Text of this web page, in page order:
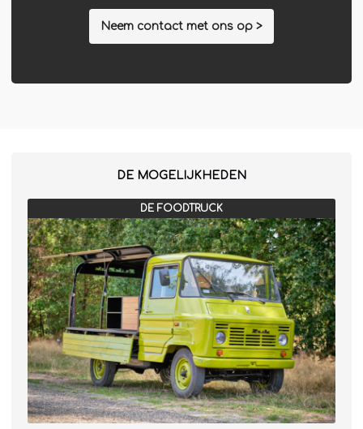
Neem contact met ons op >
DE MOGELIJKHEDEN
DE FOODTRUCK